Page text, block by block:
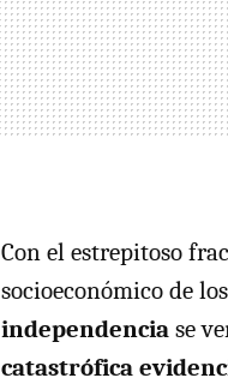
Con el estrepitoso
socioeconómico de
independencia se
catastrófica